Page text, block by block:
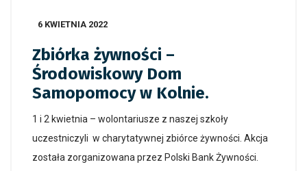
6 KWIETNIA 2022
Zbiórka żywności –
Środowiskowy Dom
Samopomocy w Kolnie.
1 i 2 kwietnia – wolontariusze z naszej szkoły
uczestniczyli w charytatywnej zbiórce żywności. Akcja
została zorganizowana przez Polski Bank Żywności.